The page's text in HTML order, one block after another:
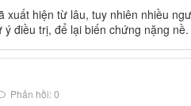
hiện từ lâu, tuy nhiên nhiều
điều trị, để lại biến chứng nặng nề.
Phản hồi: 0